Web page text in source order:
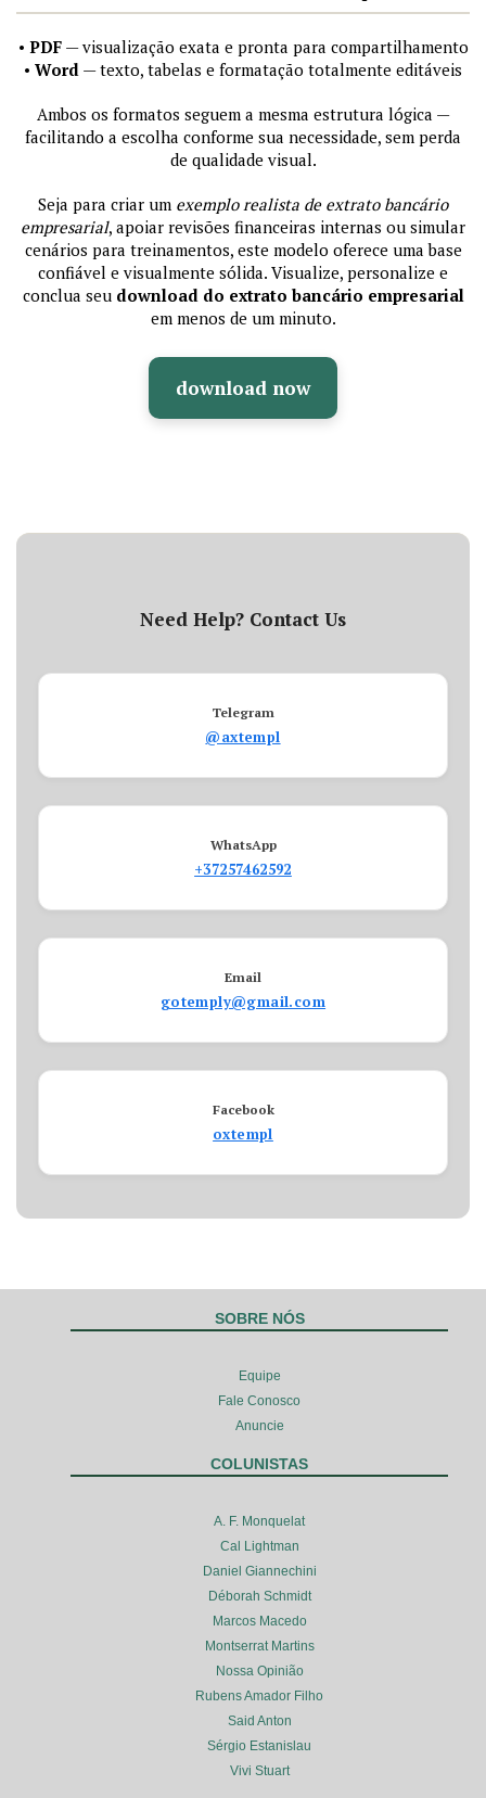
• PDF— visualização exata e pronta para compartilhamento
• Word — texto, tabelas e formatação totalmente editáveis
Ambos os formatos seguem a mesma estrutura lógica —
facilitando a escolha conforme sua necessidade, sem perda
de qualidade visual.
Seja para criar um exemplo realista de extrato bancário
empresarial, apoiar revisões financeiras internas ou simular
cenários para treinamentos, este modelo oferece uma base
confiável e visualmente sólida. Visualize, personalize e
conclua seu download do extrato bancário empresarial
em menos de um minuto.
download now
Need Help? Contact Us
Telegram
@axtempl
WhatsApp
+37257462592
Email
gotemply@gmail.com
Facebook
oxtempl
SOBRE NÓS
Equipe
Fale Conosco
Anuncie
COLUNISTAS
A. F. Monquelat
Cal Lightman
Daniel Giannechini
Déborah Schmidt
Marcos Macedo
Montserrat Martins
Nossa Opinião
Rubens Amador Filho
Said Anton
Sérgio Estanislau
Vivi Stuart